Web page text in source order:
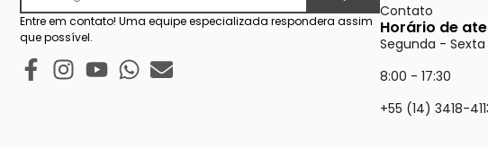
Entre em contato! Uma equipe especializada respondera assim
que possível.
Contato
Horário de
Segunda - Sexta
8:00 - 17:30
+55 (14) 3418-